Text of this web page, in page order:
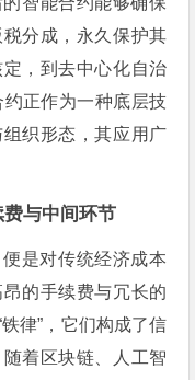
分成，永久保护其
，到去中心化自治
正作为一种底层技
织形态，其应用广
与中间环节
是对传统经济成本
的手续费与冗长的
律”，它们构成了信
着区块链、人工智